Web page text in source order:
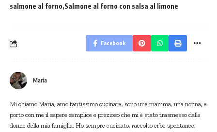
salmone al forno Salmone al forno con salsa al limone
Facebook
Maria
Mi chiamo Maria, amo tantissimo cucinare, sono una mamma, una nonna, e
porto con me il sapere semplice e prezioso che mi è stato trasmesso dalle
donne della mia famiglia. Ho sempre cucinato, raccolto erbe spontanee,